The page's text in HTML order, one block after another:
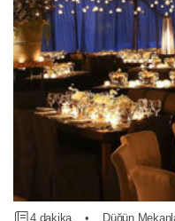
4 dakika • Düğün